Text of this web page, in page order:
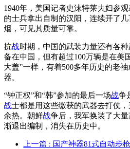
1940年，美国记者史沫特莱夫妇参
的士兵拿出自制的汉阳，连续开了
烟，可见其质量可靠。
抗战时期，中国的武装力量还有各
备在中国，但有超过100万辆是在美
大盖”一样，有着500多年历史的老
器。
“钟正权”和“韩”参加的最后一场战争
战士都是用这些缴获的武器去打仗
余热。朝鲜战争后，我军换装了大
渐退出编制，消失在历史中。
上一篇 : 国产神器81式自动步枪